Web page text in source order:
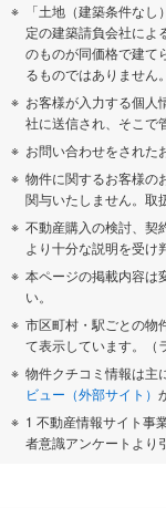
「土地（建築条件な
定の建築請負会社によ
のものが同価格で建て
るものではありません。
お客様が入力する個人
社に送信され、そこで
お問い合わせをされた
物件に関するお客様の
関与いたしません。取
不動産購入の検討、契
より十分な説明を受け
本ページの掲載内容は
い。
市区町村・駅ごとの物
て表示しています。（
物件クチコミ情報は主
ビュー（外部サイト）
1 不動産情報サイト事
者意識アンケートより